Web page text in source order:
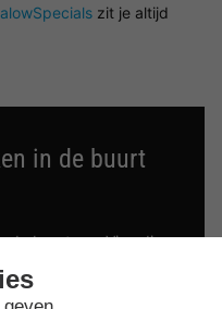
zit je altijd
in de buurt
de buurt van Vion die